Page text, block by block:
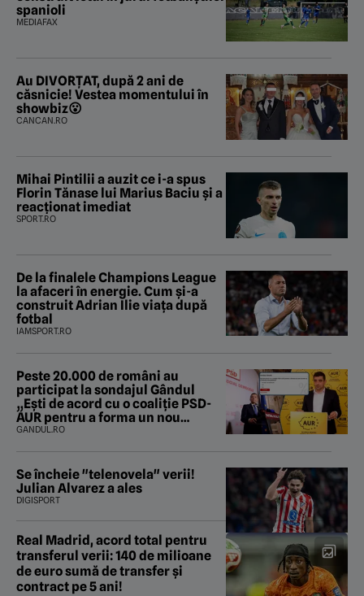
spanioli
MEDIAFAX
Au DIVORȚAT, după 2 ani de
căsnicie! Vestea momentului în
showbiz😮
CANCAN.RO
Mihai Pintilii a auzit ce i-a spus
Florin Tănase lui Marius Baciu și a
reacționat imediat
SPORT.RO
De la finalele Champions League
la afaceri în energie. Cum și-a
construit Adrian Ilie viața după
fotbal
IAMSPORT.RO
Peste 20.000 de români au
participat la sondajul Gândul
„Ești de acord cu o coaliție PSD-
AUR pentru a forma un nou
Guvern și a încheia criza
GANDUL.RO
Se încheie "telenovela" verii!
Julian Alvarez a ales
DIGISPORT
Real Madrid, acord total pentru
transferul verii: 140 de milioane
de euro sumă de transfer și
contract pe 5 ani!